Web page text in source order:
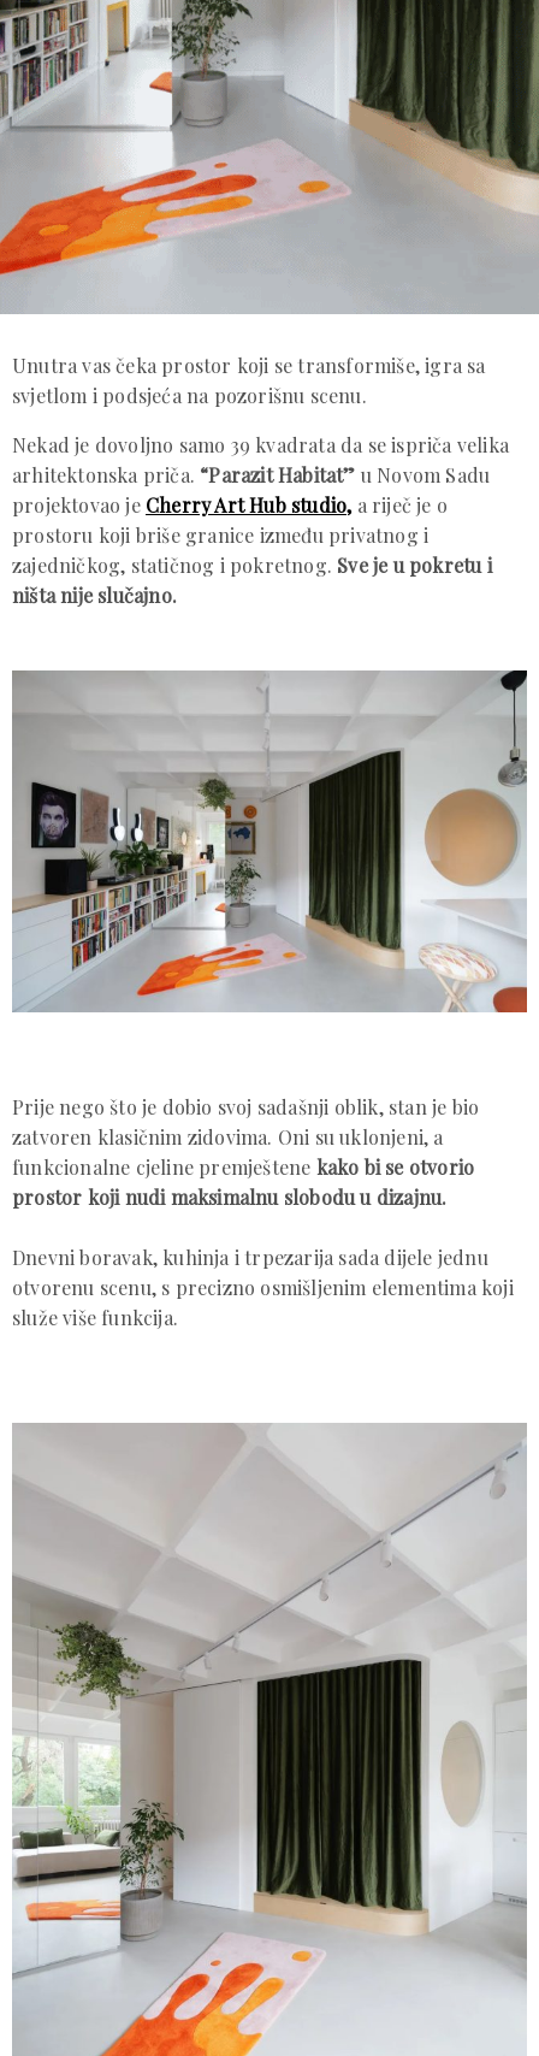
Unutra vas čeka prostor koji se transformiše, igra sa
svjetlom i podsjeća na pozorišnu scenu.
Nekad je dovoljno samo 39 kvadrata da se ispriča velika
arhitektonska priča. “Parazit Habitat” u Novom Sadu
projektovao je Cherry Art Hub studio, a riječ je o
prostoru koji briše granice između privatnog i
zajedničkog, statičnog i pokretnog. Sve je u pokretu i
ništa nije slučajno.
Prije nego što je dobio svoj sadašnji oblik, stan je bio
zatvoren klasičnim zidovima. Oni su uklonjeni, a
funkcionalne cjeline premještene kako bi se otvorio
prostor koji nudi maksimalnu slobodu u dizajnu.
Dnevni boravak, kuhinja i trpezarija sada dijele jednu
otvorenu scenu, s precizno osmišljenim elementima koji
služe više funkcija.